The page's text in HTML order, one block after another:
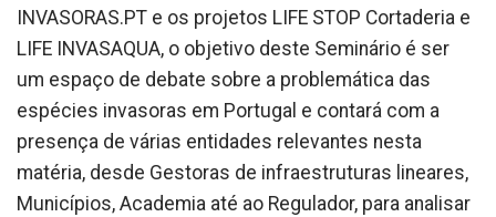
INVASORAS.PT e os projetos LIFE STOP Cortaderia e
LIFE INVASAQUA, o objetivo deste Seminário é ser
um espaço de debate sobre a problemática das
espécies invasoras em Portugal e contará com a
presença de várias entidades relevantes nesta
matéria, desde Gestoras de infraestruturas lineares,
Municípios, Academia até ao Regulador, para analisar